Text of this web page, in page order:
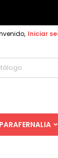
Iniciar
PARAFERNALIA